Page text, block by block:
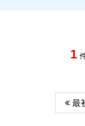
1
最